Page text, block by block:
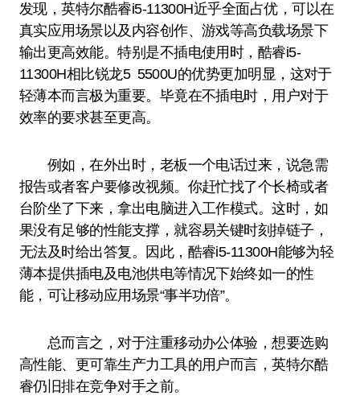
发现，英特尔酷睿i5-11300H近乎全面占优，可以在
真实应用场景以及内容创作、游戏等高负载场景下
输出更高效能。特别是不插电使用时，酷睿i5-
11300H相比锐龙5 5500U的优势更加明显，这对于
轻薄本而言极为重要。毕竟在不插电时，用户对于
效率的要求甚至更高。
例如，在外出时，老板一个电话过来，说急需
报告或者客户要修改视频。你赶忙找了个长椅或者
台阶坐了下来，拿出电脑进入工作模式。这时，如
果没有足够的性能支撑，就容易关键时刻掉链子，
无法及时给出答复。因此，酷睿i5-11300H能够为轻
薄本提供插电及电池供电等情况下始终如一的性
能，可让移动应用场景“事半功倍”。
总而言之，对于注重移动办公体验，想要选购
高性能、更可靠生产力工具的用户而言，英特尔酷
睿仍旧排在竞争对手之前。